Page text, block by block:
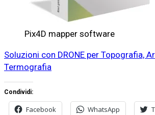
Pix4D mapper software
Soluzioni con DRONE per Topografia,
Termografia
Condividi:
Facebook WhatsApp